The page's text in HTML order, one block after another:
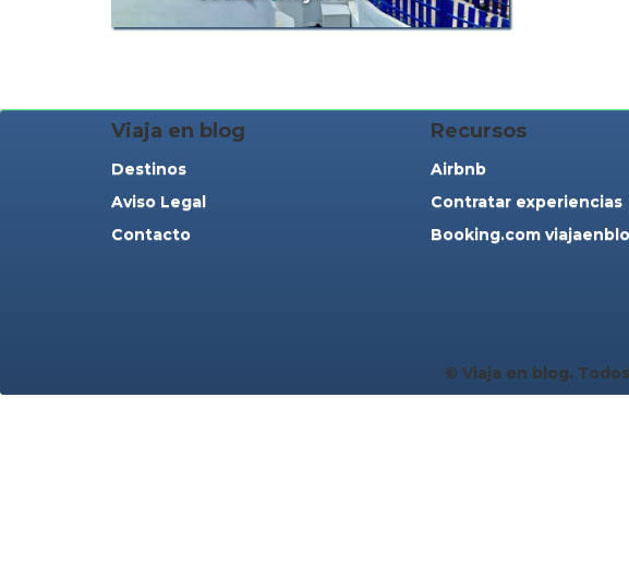
Viaja en blog
Destinos
Aviso Legal
Contacto
Recursos
Airbnb
Contratar experiencias
Booking.com
© Viaja en blog.